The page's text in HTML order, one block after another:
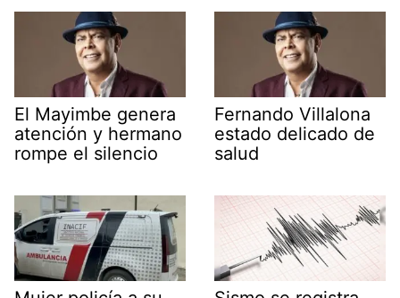
El Mayimbe genera
atención y hermano
rompe el silencio
Fernando Villalona
estado delicado de
salud